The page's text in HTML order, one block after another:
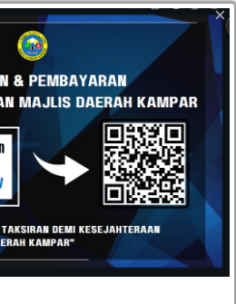
dan Pelancongan, Majlis
×